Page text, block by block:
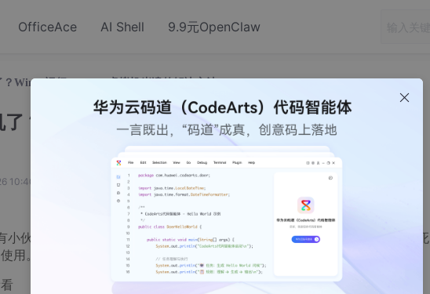
OfficeAce AI Shell 9.9元OpenClaw
Win11运行VMware虚拟机崩溃的解决方法
？Win11运行VMware虚拟机崩溃的解决方法
10:40:39 发布
小伙伴们在后台向小编反映说自己的Win11系统无法运行虚拟机，一运行就死
用。